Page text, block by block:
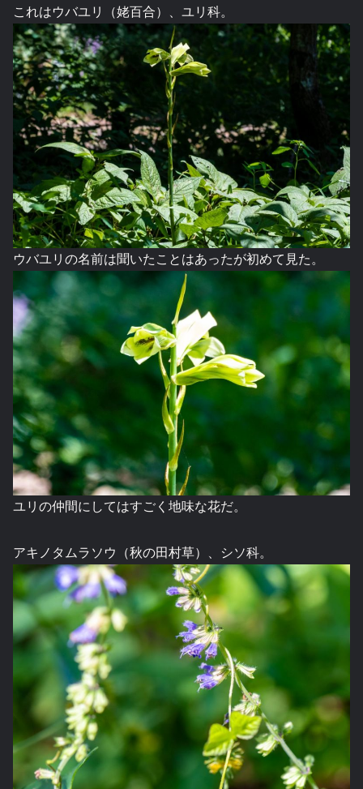
これはウバユリ（姥百合）、ユリ科。
ウバユリの名前は聞いたことはあったが初めて見た。
ユリの仲間にしてはすごく地味な花だ。
アキノタムラソウ（秋の田村草）、シソ科。